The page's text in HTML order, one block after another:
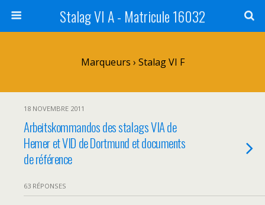
Stalag VI A - Matricule 16032
Marqueurs › Stalag VI F
18 NOVEMBRE 2011
Arbeitskommandos des stalags VIA de
Hemer et VID de Dortmund et documents
de référence
63 RÉPONSES